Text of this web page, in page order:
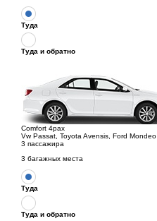
Туда
Туда и обратно
Comfort 4pax
Vw Passat, Toyota Avensis, Ford Mondeo
3 пассажира
3 багажных места
Туда
Туда и обратно